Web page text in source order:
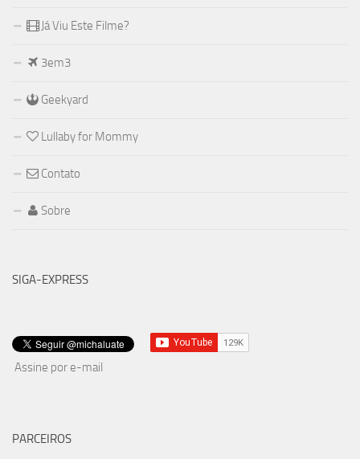
Já Viu Este Filme?
3em3
Geekyard
Lullaby for Mommy
Contato
Sobre
SIGA-EXPRESS
Assine por e-mail
PARCEIROS